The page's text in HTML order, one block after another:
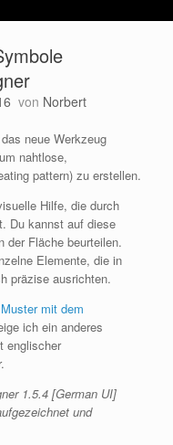
von Norbert
neue Werkzeug
nahtlose,
pattern) zu erstellen.
Hilfe, die durch
Du kannst auf diese
der Fläche beurteilen.
Elemente, die in
präzise ausrichten.
mit dem
ich ein anderes
englischer
1.5.4 [German UI]
und